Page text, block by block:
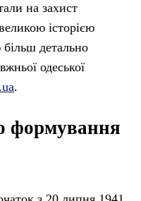
на захист
історією
детально
одеської
.
формування